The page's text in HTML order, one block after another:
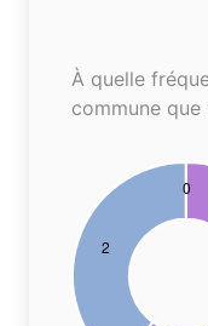
À quelle
commune